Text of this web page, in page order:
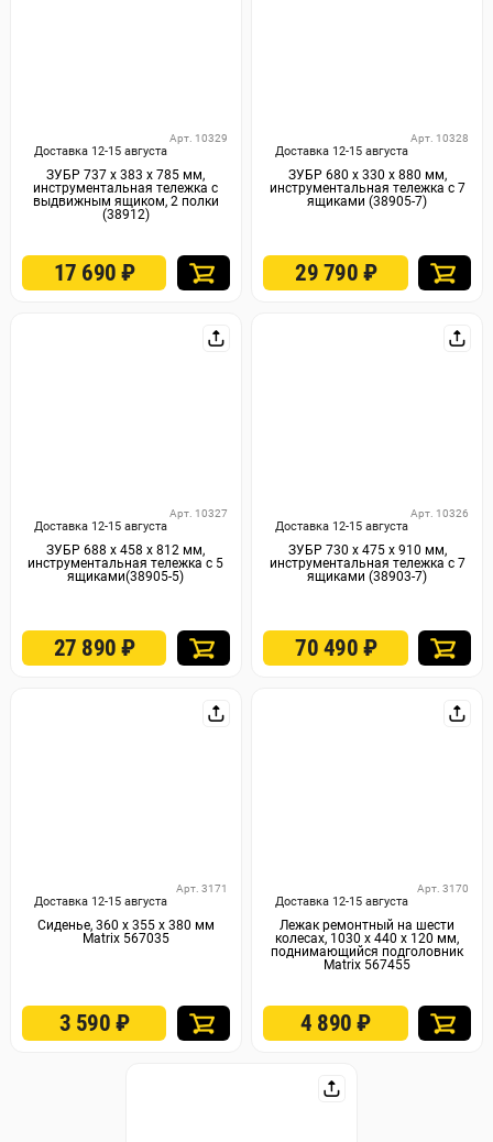
Доставка 12-15 августа
Арт. 10329
ЗУБР 737 х 383 х 785 мм,
инструментальная тележка с
выдвижным ящиком, 2 полки
(38912)
17 690₽
Доставка 12-15 августа
Арт. 10328
ЗУБР 680 х 330 х 880 мм,
инструментальная тележка с 7
ящиками (38905-7)
29 790 ₽
Доставка 12-15 августа
Арт. 10327
ЗУБР 688 х 458 х 812 мм,
инструментальная тележка с 5
ящиками(38905-5)
27 890₽
Доставка 12-15 августа
Арт. 10326
ЗУБР 730 x 475 x 910 мм,
инструментальная тележка с 7
ящиками (38903-7)
70 490 ₽
Доставка 12-15 августа
Арт. 3171
Сиденье, 360 х 355 х 380 мм
Matrix 567035
3 590 ₽
Доставка 12-15 августа
Арт. 3170
Лежак ремонтный на шести
колесах, 1030 х 440 х 120 мм,
поднимающийся подголовник
Matrix 567455
4 890₽